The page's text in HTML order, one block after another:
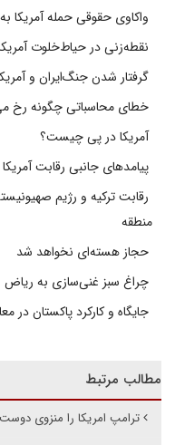
واکاوی حقوقی حمله آمریکا
نقطه‌زنی در حیاط‌خلوت
گرفتار شدن جنگ‌ایران و
خطای محاسباتی چگونه رخ
آمریکا در پی چیست؟
پیامدهای جانبی رقابت
رقابت ترکیه و رژیم
منطقه
حجاز هسته‌ای نخواهد شد
چراغ سبز غنی‌سازی به ریاض
جایگاه و کارکرد پاکستان در
مطالب مرتبط
ترامپ امریکا را منزوی